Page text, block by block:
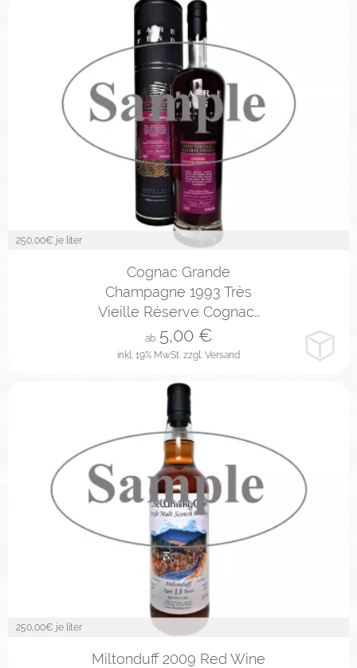
250,00€ je liter
Cognac Grande
Champagne 1993 Très
Vieille Réserve Cognac…
inkl. 19% MwSt. zzgl. Versand
ab 5,00€
250,00€ je liter
Miltonduff 2009 Red Wine